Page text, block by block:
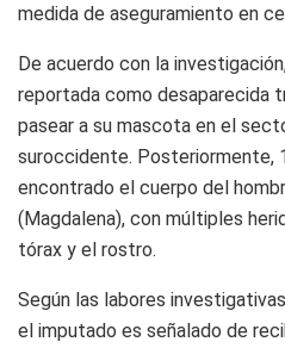
medida de aseguramiento en
De acuerdo con la
reportada como desaparecida
pasear a su mascota en el
suroccidente. Posteriormente,
encontrado el cuerpo del
(Magdalena), con múltiples
tórax y el rostro.
Según las labores
el imputado es señalado de